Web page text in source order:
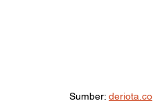
Sumber: deriota.co